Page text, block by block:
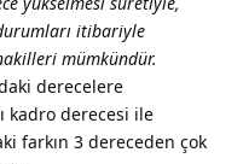
itibariyle
mümkündür.
derecelere
kadro derecesi ile
farkın 3 dereceden çok